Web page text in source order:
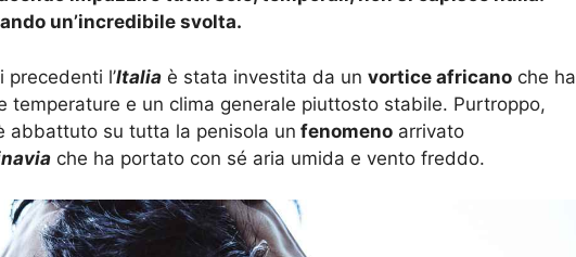
un’incredibile svolta.
precedenti l’Italia è stata investita da un vortice africano che ha
temperature e un clima generale piuttosto stabile. Purtroppo,
abbattuto su tutta la penisola un fenomeno arrivato
che ha portato con sé aria umida e vento freddo.